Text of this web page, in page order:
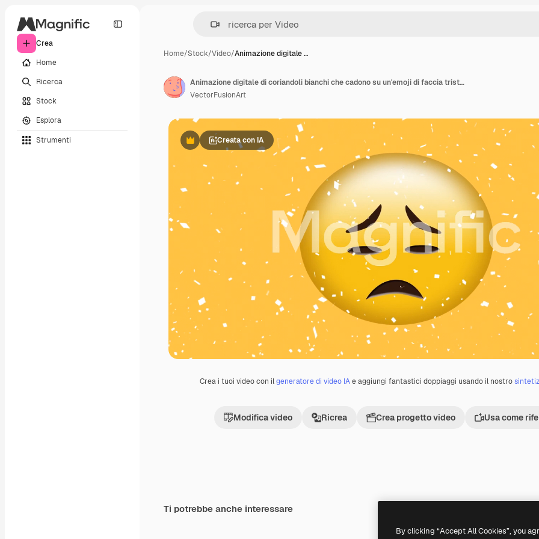
Crea
Home
Ricerca
Stock
Esplora
Strumenti
Home/Stock/Video/Animazione digitale …
PremiumCreata con IA
Crea i tuoi video con ilgeneratore di video IAe aggiungi fantastici doppiaggi usando il nostro
Modifica video Ricrea Crea progetto video Usa come
Animazione digitale di coriandoli bianchi che cadono su un'emoji di faccia triste su sfondo giallo
VectorFusionArt
Ti potrebbe anche interessare
By clicking “Accept All Cookies”, you